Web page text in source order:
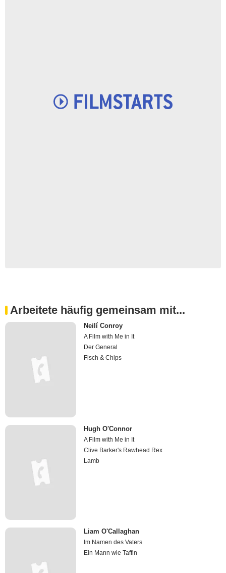
Arbeitete häufig gemeinsam mit...
Neilí Conroy
A Film with Me in It
Der General
Fisch & Chips
Hugh O'Connor
A Film with Me in It
Clive Barker's Rawhead Rex
Lamb
Liam O'Callaghan
Im Namen des Vaters
Ein Mann wie Taffin